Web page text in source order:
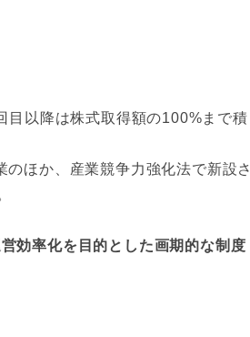
目以降は株式取得額の100%まで積
ほか、産業競争力強化法で新設さ
効率化を目的とした画期的な制度